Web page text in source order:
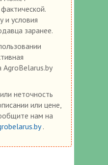
и условия
заранее.
AgroBelarus.by
неточность
или цене,
нам на
.